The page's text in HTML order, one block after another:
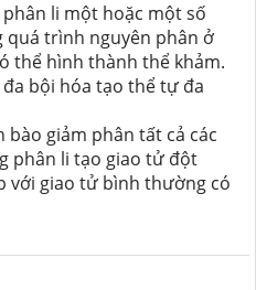
li một hoặc một số
quá trình nguyên phân ở
thể hình thành thể khảm.
bội hóa tạo thể tự đa
giảm phân tất cả các
phân li tạo giao tử đột
với giao tử bình thường có